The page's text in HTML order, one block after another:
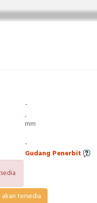
-
mm
-
Gudang Penerbit
tersedia